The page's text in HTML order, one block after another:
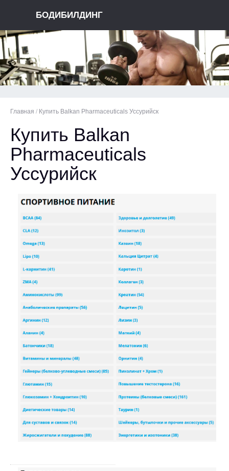
БОДИБИЛДИНГ
Главная / Купить Balkan Pharmaceuticals Уссурийск
Купить Balkan
Pharmaceuticals
Уссурийск